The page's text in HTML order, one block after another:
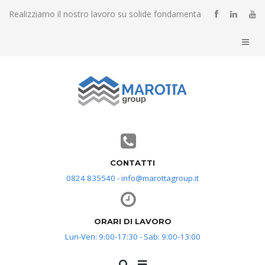
Realizziamo il nostro lavoro su solide fondamenta
CONTATTI
0824 835540 - info@marottagroup.it
ORARI DI LAVORO
Lun-Ven: 9:00-17:30 - Sab: 9:00-13:00